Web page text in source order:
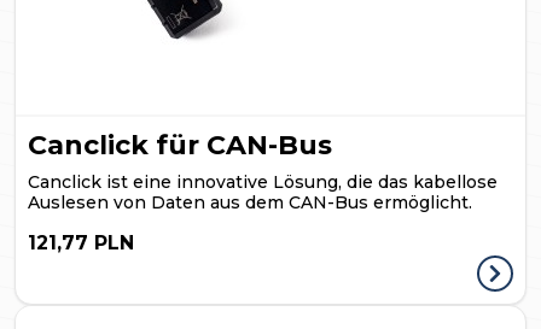
Canclick für CAN-Bus
Canclick ist eine innovative Lösung, die das kabellose
Auslesen von Daten aus dem CAN-Bus ermöglicht.
121,77 PLN